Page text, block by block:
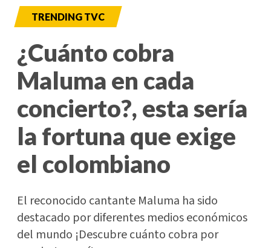
TRENDING TVC
¿Cuánto cobra
Maluma en cada
concierto?, esta sería
la fortuna que exige
el colombiano
El reconocido cantante Maluma ha sido
destacado por diferentes medios económicos
del mundo ¡Descubre cuánto cobra por